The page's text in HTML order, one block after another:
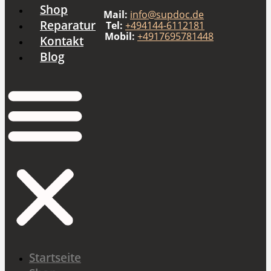
Zum
Inhalt
wechseln
Mail: info@supdoc.de
Tel: +494144-6112181
Mobil: +4917695781448
Shop
Reparatur
Kontakt
Blog
Startseite